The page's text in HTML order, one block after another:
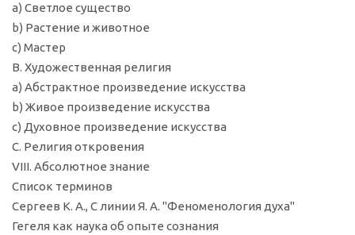
a) Светлое существо
b) Растение и животное
c) Мастер
B. Художественная религия
a) Абстрактное произведение искусства
b) Живое произведение искусства
c) Духовное произведение искусства
С. Религия откровения
VIII. Абсолютное знание
Список терминов
Сергеев К. А., С линии Я. А. "Феноменология духа"
Гегеля как наука об опыте сознания